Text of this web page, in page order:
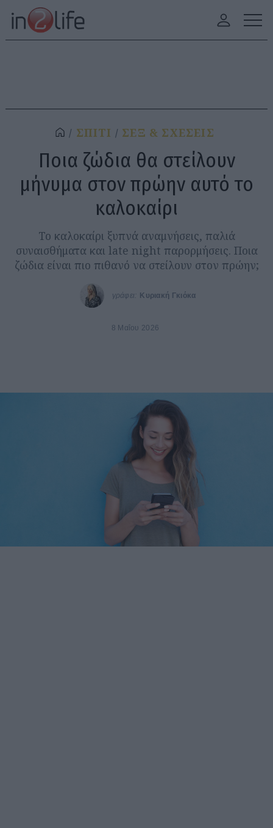
ΣΠΙΤΙ ΣΕΞ & ΣΧΕΣΕΙΣ
Ποια ζώδια θα στείλουν
μήνυμα στον πρώην αυτό το
καλοκαίρι
Το καλοκαίρι ξυπνά αναμνήσεις, παλιά
συναισθήματα και late night παρορμήσεις. Ποια
ζώδια είναι πιο πιθανό να στείλουν στον πρώην;
γράφει: Κυριακή Γκιόκα
8 Μαΐου 2026